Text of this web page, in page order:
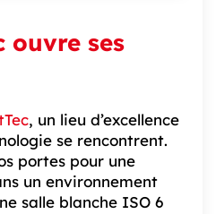
ouvre ses
, un lieu d’excellence
se rencontrent.
portes pour une
un environnement
salle blanche ISO 6